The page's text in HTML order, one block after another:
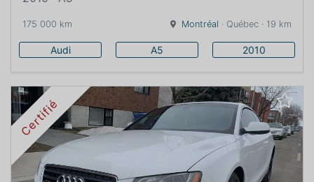
175 000 km Montréal · Québec · 19 km
Audi A5 2010
Certifié